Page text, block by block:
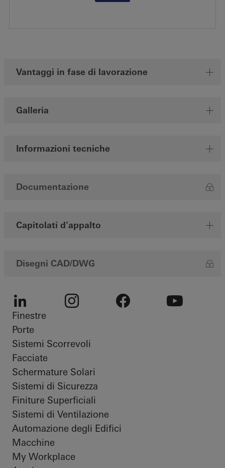
Vantaggi in fase di lavorazione
Galleria
Informazioni tecniche
Documentazione
Capitolati d’appalto
Disegni CAD/DWG
LinkedIn
Finestre
Porte
Sistemi Scorrevoli
Facciate
Schermature Solari
Sistemi di Sicurezza
Finiture Superficiali
Sistemi di Ventilazione
Automazione degli Edifici
Macchine
My Workplace